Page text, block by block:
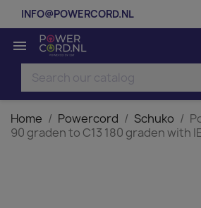
INFO@POWERCORD.NL

Home Powercord Schuko
90 graden to C13 180 graden with